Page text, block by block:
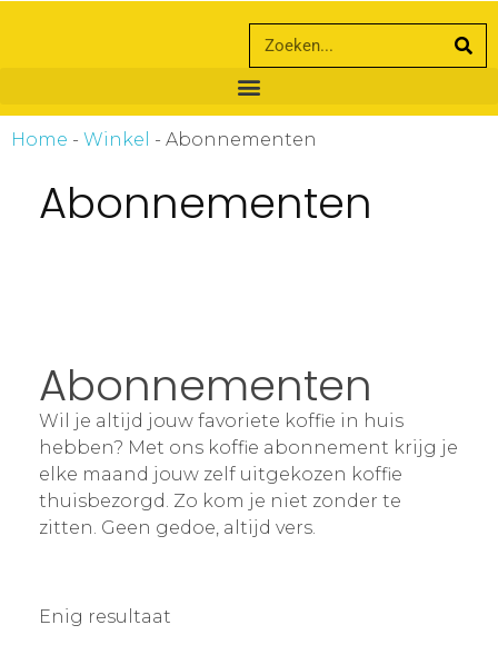
Home - Winkel - Abonnementen
Abonnementen
Abonnementen
Wil je altijd jouw favoriete koffie in huis
hebben? Met ons koffie abonnement krijg je
elke maand jouw zelf uitgekozen koffie
thuisbezorgd. Zo kom je niet zonder te
zitten. Geen gedoe, altijd vers.
Enig resultaat